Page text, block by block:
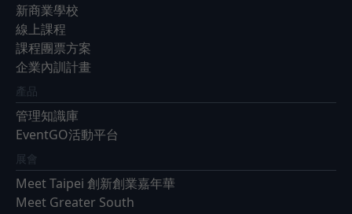
新商業學校
線上課程
課程團票方案
企業內訓計畫
產品
管理知識庫
EventGO活動平台
展會
Meet Taipei 創新創業嘉年華
Meet Greater South